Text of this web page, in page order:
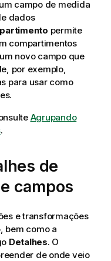
campo de medida
dados
permite
compartimentos
novo campo que
por exemplo,
para usar como
Agrupando
.
de
campos
e transformações
bem como a
Detalhes. O
de onde veio